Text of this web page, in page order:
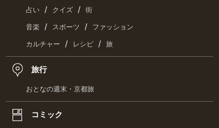
占い / クイズ / 街
音楽 / スポーツ / ファッション
カルチャー / レシピ / 旅
旅行
おとなの週末・京都旅
コミック